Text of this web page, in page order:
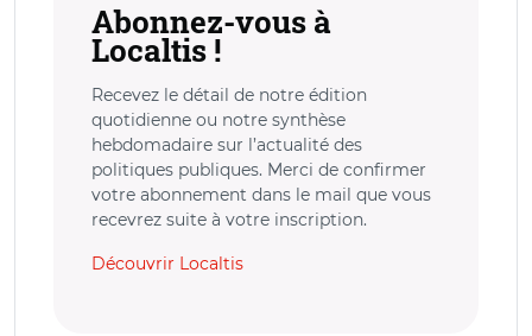
Abonnez-vous à
Localtis !
Recevez le détail de notre édition
quotidienne ou notre synthèse
hebdomadaire sur l’actualité des
politiques publiques. Merci de confirmer
votre abonnement dans le mail que vous
recevrez suite à votre inscription.
Découvrir Localtis